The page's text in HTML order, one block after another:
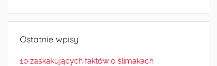
Ostatnie wpisy
10 zaskakujących faktów o ślimakach